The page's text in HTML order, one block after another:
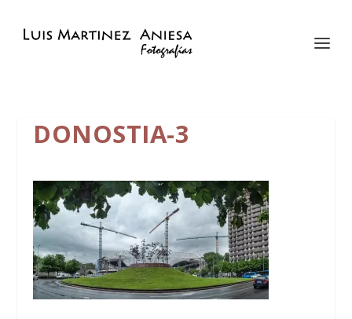
DONOSTIA-3